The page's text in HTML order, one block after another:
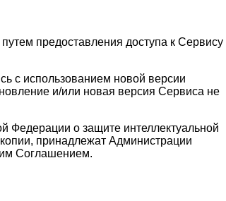
предоставления доступа к Сервису
с использованием новой версии
и/или новая версия Сервиса не
Федерации о защите интеллектуальной
принадлежат Администрации
Соглашением.